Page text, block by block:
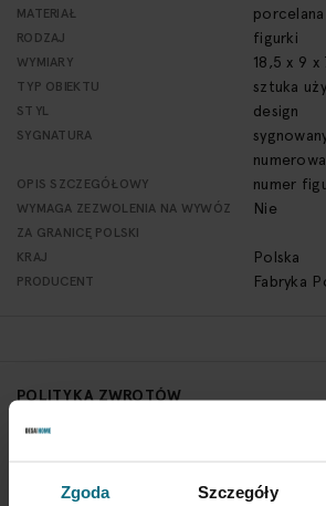
Zgoda Szczegóły
MATERIAŁ
RODZAJ figurki
WYMIARY 18,5 x 9 x
TYP OBIEKTU sztuka
STYL design
SYGNATURA
OPIS SZCZEGÓŁOWY numer
WYMAGA ZEZWOLENIA NA WYWÓZ
ZA GRANICĘ POLSKI
Nie
KRAJ Polska
PRODUCENT Fabryka
POLITYKA ZWROTÓW
Aby zwrócić obiekt skontaktuj się z